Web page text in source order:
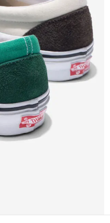
#古着サミット
ーグッド図鑑
JOURNAL
ムのYouTube
IT #AH.H
#MUSIC #MOVIE
#OUTDOOR
HANDBOOK